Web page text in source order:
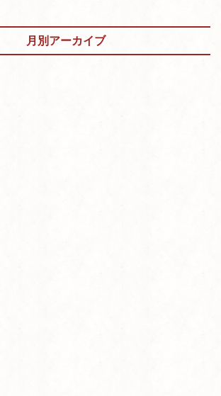
月別アーカイブ